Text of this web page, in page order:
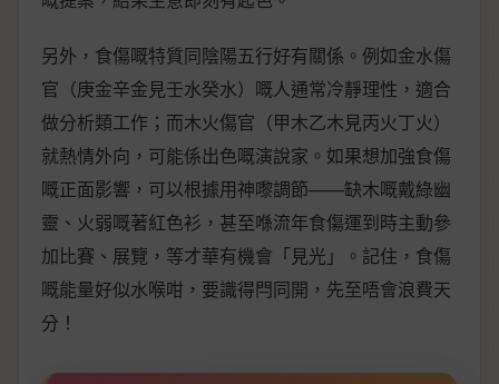
另外，食傷嘅特質同陰陽五行好有關係。例如金水傷
官（庚金辛金見壬水癸水）嘅人通常冷靜理性，適合
做分析類工作；而木火傷官（甲木乙木見丙火丁火）
就熱情外向，可能係出色嘅演說家。如果想加強食傷
嘅正面影響，可以根據用神嚟調節——缺木嘅戴綠幽
靈、火弱嘅著紅色衫，甚至喺流年食傷運到時主動參
加比賽、展覽，等才華有機會「見光」。記住，食傷
嘅能量好似水喉咁，要識得閂同開，先至唔會浪費天
分！